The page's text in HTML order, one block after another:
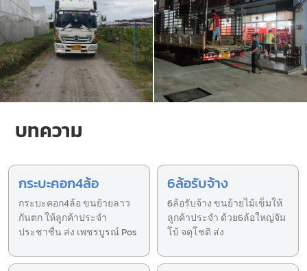
บทความ
กระบะคอก4ล้อ
กระบะคอก4ล้อ ขนย้ายลาว
กันตก ให้ลูกค้าประจำ
ประชาชื่น ส่ง เพชรบูรณ์ Pos
6ล้อรับจ้าง
6ล้อรับจ้าง ขนย้ายไม้เข็มให้
ลูกค้าประจำ ด้วย6ล้อใหญ่จัม
โบ้ จตุโชติ ส่ง